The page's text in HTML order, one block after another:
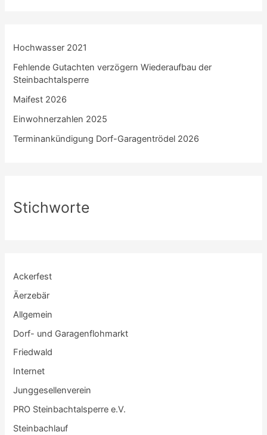
Hochwasser 2021
Fehlende Gutachten verzögern Wiederaufbau der
Steinbachtalsperre
Maifest 2026
Einwohnerzahlen 2025
Terminankündigung Dorf-Garagentrödel 2026
Stichworte
Ackerfest
Äerzebär
Allgemein
Dorf- und Garagenflohmarkt
Friedwald
Internet
Junggesellenverein
PRO Steinbachtalsperre e.V.
Steinbachlauf